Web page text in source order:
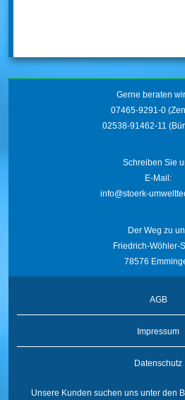
Gerne beraten
07465-9291-0
02538-91462-11
Schreiben Sie
E-Mail:
info@stoerk-
Der Weg zu
Friedrich-Wöhler-
78576
AGB
Impressum
Datenschutz
Unsere Kunden suchen uns unter den